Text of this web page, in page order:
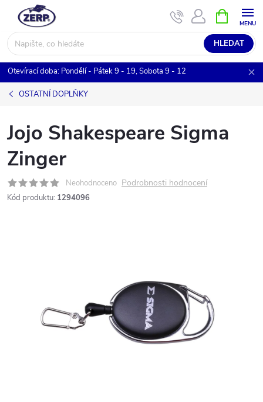
obsah
HLEDAT
NÁKUPNÍ
KOŠÍK
Otevírací doba: Pondělí - Pátek 9 - 19, Sobota 9 - 12
OSTATNÍ DOPLŇKY
Jojo Shakespeare Sigma
Zinger
Neohodnoceno Podrobnosti hodnocení
Kód produktu: 1294096